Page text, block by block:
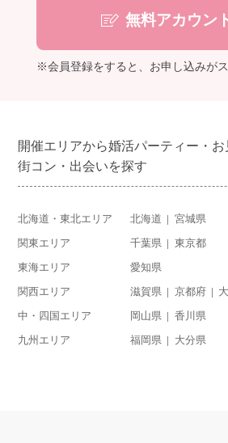
無料アカウン
※会員登録をすると、お申し込みが
開催エリアから婚活パーティー・お
街コン・出会いを探す
北海道・東北エリア 北海道 宮城県
関東エリア 千葉県 東京都
東海エリア 愛知県
関西エリア 滋賀県 京都府
中・四国エリア 岡山県 香川県
九州エリア 福岡県 大分県